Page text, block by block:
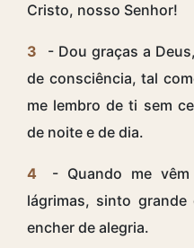
Cristo, nosso Senhor!
3
- Dou graças a
de consciência, tal
me lembro de ti sem
de noite e de dia.
4
- Quando me
lágrimas, sinto
encher de alegria.